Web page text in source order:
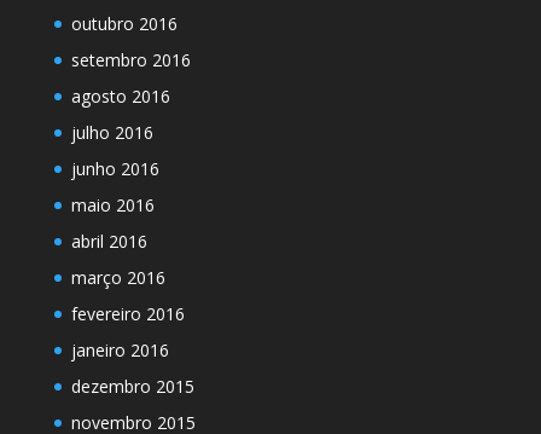
outubro 2016
setembro 2016
agosto 2016
julho 2016
junho 2016
maio 2016
abril 2016
março 2016
fevereiro 2016
janeiro 2016
dezembro 2015
novembro 2015